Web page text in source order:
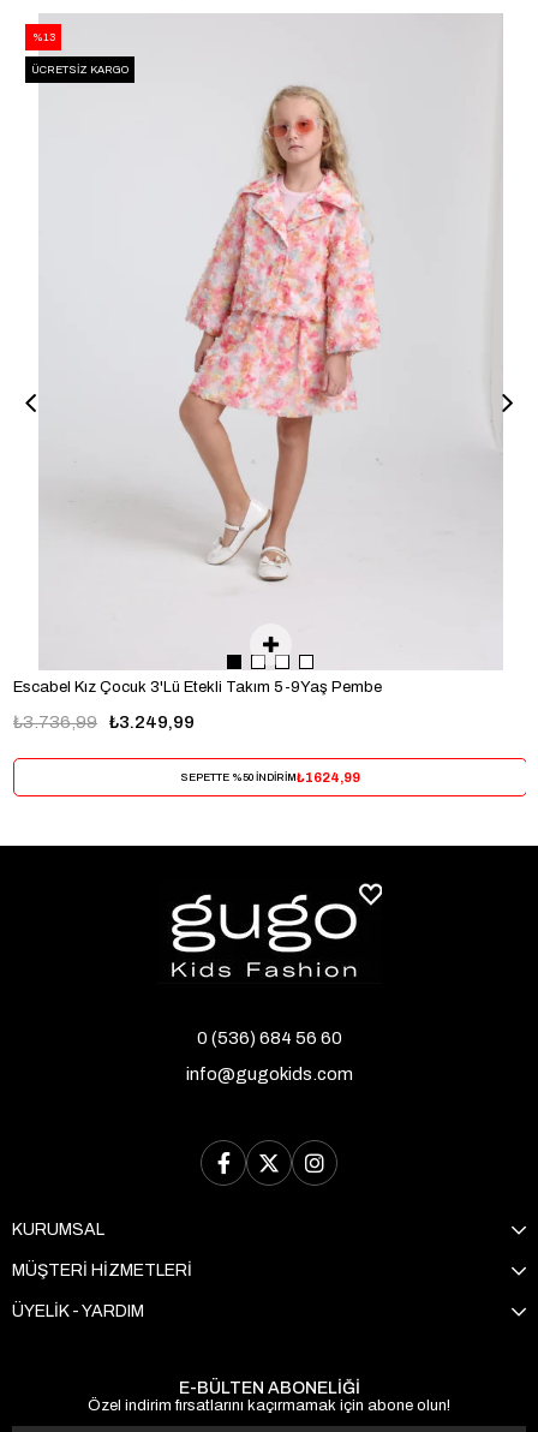
Escabel Kız Çocuk 3'Lü Etekli Takım 5-9Yaş Pembe
₺3.249,99
₺3.736,99
SEPETTE %50 İNDİRİM₺1624,99
%13
ÜCRETSIZ KARGO
0 (536) 684 56 60
info@gugokids.com
KURUMSAL
MÜŞTERİ HİZMETLERİ
ÜYELİK - YARDIM
E-BÜLTEN ABONELİĞİ
Özel indirim fırsatlarını kaçırmamak için abone olun!